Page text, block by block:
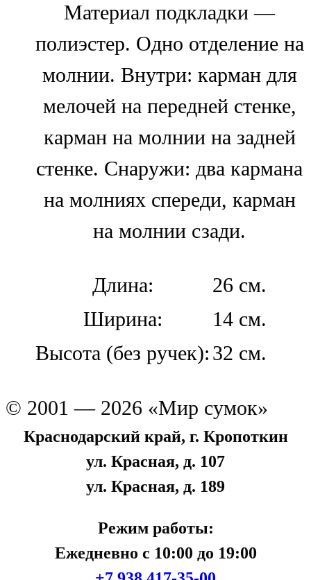
Материал подкладки —
полиэстер. Одно отделение на
молнии. Внутри: карман для
мелочей на передней стенке,
карман на молнии на задней
стенке. Снаружи: два кармана
на молниях спереди, карман
на молнии сзади.
Длина:
26 см.
Ширина:
14 см.
Высота (без ручек): 32 см.
© 2001 — 2026 «Мир сумок»
Краснодарский край, г. Кропоткин
ул. Красная, д. 107
ул. Красная, д. 189
Режим работы:
Ежедневно с 10:00 до 19:00